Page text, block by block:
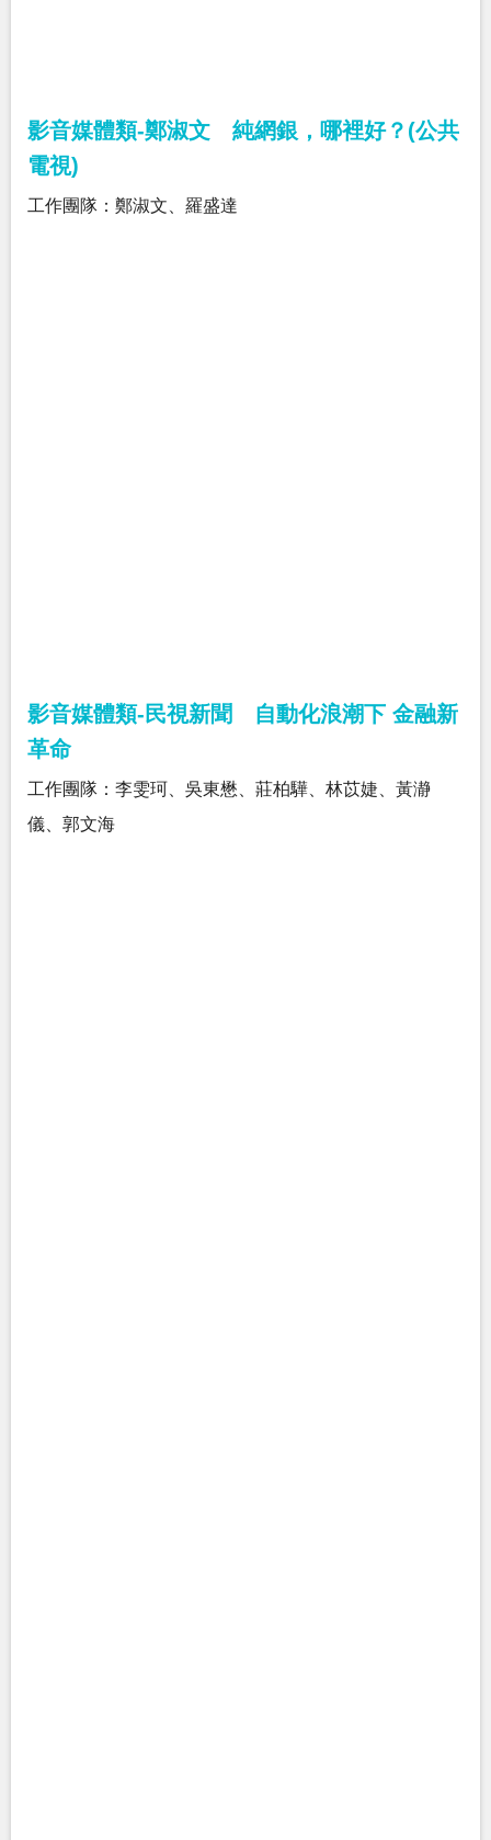
影音媒體類-鄭淑文 純網銀，哪裡好？(公共
電視)
工作團隊：鄭淑文、羅盛達
影音媒體類-民視新聞 自動化浪潮下 金融新
革命
工作團隊：李雯珂、吳東懋、莊柏驊、林苡婕、黃瀞
儀、郭文海